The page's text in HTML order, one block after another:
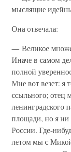
мыслящие
Она отвечала:
— Великое
Иначе в самом
полной
Мне вот везет:
ссыльного; отец
ленинградского
площади, но я ни
России. Где-
летом мы с